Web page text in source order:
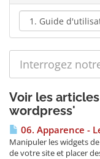
Voir les
wordpress'
06. Apparence -
Manipuler les widgets
de votre site et placer